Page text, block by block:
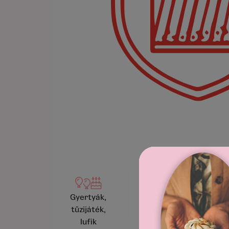
Gyertyák,
tűzijáték,
lufik
Pezsgők
és borok